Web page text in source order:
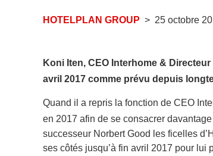
Apprentissages
HOTELPLAN GROUP 25 octobre
Koni Iten, CEO Interhome &
avril 2017 comme prévu depuis
Quand il a repris la fonction de CEO
en 2017 afin de se consacrer
successeur Norbert Good les ficelles
ses côtés jusqu’à fin avril 2017 pour lui